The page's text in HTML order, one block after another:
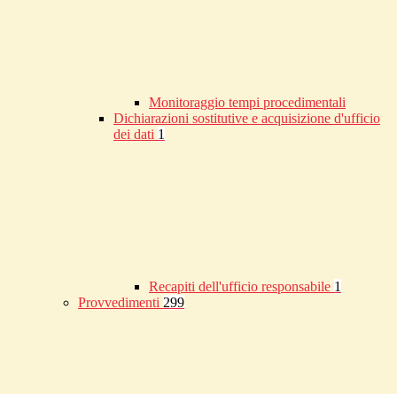
Monitoraggio tempi procedimentali
Dichiarazioni sostitutive e acquisizione d'ufficio
dei dati 1
Recapiti dell'ufficio responsabile 1
Provvedimenti 299